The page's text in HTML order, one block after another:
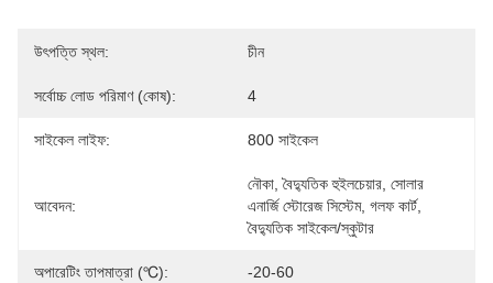
উৎপত্তি স্থল: চীন
সর্বোচ্চ লোড পরিমাণ (কোষ): 4
সাইকেল লাইফ: 800 সাইকেল
আবেদন:
নৌকা, বৈদ্যুতিক হুইলচেয়ার, সোলার
এনার্জি স্টোরেজ সিস্টেম, গলফ কার্ট,
বৈদ্যুতিক সাইকেল/স্কুটার
অপারেটিং তাপমাত্রা (℃): -20-60